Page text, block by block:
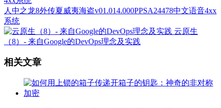
人中之龙8外传夏威夷海盗v01.014.000PPSA24478中文语音4xx
系统
云原生
（8）- 来自Google的DevOps理念及实践
相关文章